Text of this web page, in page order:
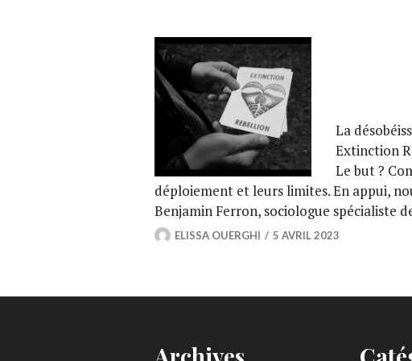
La
Extinction
Le but ?
déploiement et leurs limites. En appui,
Benjamin Ferron, sociologue spécialiste
ELISSA OUERGHI 5 AVRIL 2023